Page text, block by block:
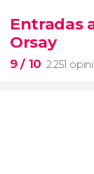
Museos
Entradas
Orsay
9/ 10 2.251